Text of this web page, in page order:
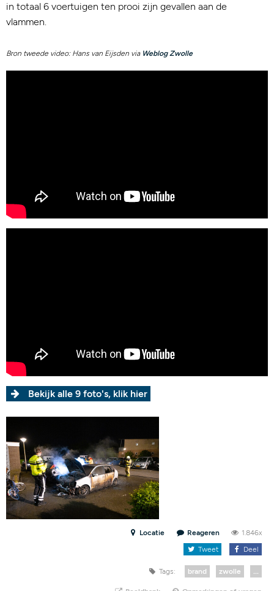
in totaal 6 voertuigen ten prooi zijn gevallen aan de
vlammen.
Bron tweede video: Hans van Eijsden via Weblog Zwolle
Bekijk alle 9 foto's, klik hier
Locatie Reageren
1.846x
Tweet
Deel
Tags: brand zwolle